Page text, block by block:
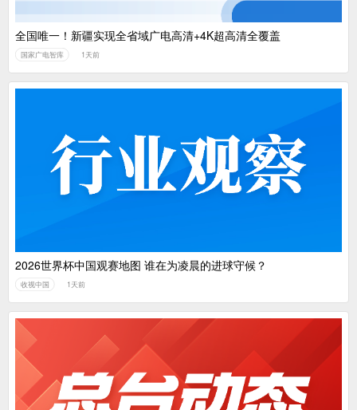
全国唯一！新疆实现全省域广电高清+4K超高清全覆盖
国家广电智库 1天前
2026世界杯中国观赛地图 谁在为凌晨的进球守候？
收视中国 1天前